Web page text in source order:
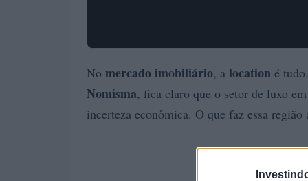
No mercado imobiliário, a location é
Nomisma, fica claro que o setor de luxo
incerteza econômica. O que faz essa